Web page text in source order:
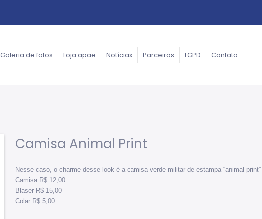
Galeria de fotos Loja apae Notícias Parceiros LGPD Contato
Camisa Animal Print
Nesse caso, o charme desse look é a camisa verde militar de estampa “animal print”
Camisa R$ 12,00
Blaser R$ 15,00
Colar R$ 5,00